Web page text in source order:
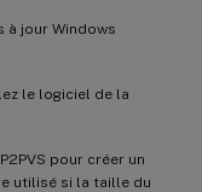
à jour Windows
le logiciel de la
pour créer un
utilisé si la taille du